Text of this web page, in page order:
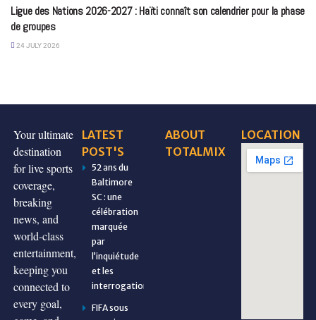
Ligue des Nations 2026-2027 : Haïti connaît son calendrier pour la phase
de groupes
24 JULY 2026
Your ultimate
destination
for live sports
coverage,
breaking
news, and
world-class
entertainment,
keeping you
connected to
every goal,
LATEST
POST'S
52 ans du
Baltimore
SC : une
célébration
marquée
par
l’inquiétude
et les
interrogations
FIFA sous
ABOUT
TOTALMIX
LOCATION